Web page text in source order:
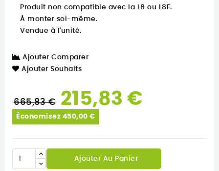
Produit non compatible avec la L8 ou L8F.
À monter soi-même.
Vendue à l'unité.
Ajouter Comparer
Ajouter Souhaits
665,83 € 215,83 €
Économisez 450,00 €
Ajouter Au Panier